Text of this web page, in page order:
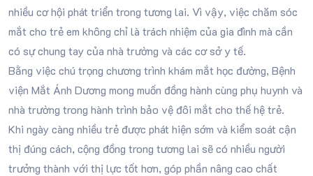
nhiều cơ hội phát triển trong tương lai. Vì vậy, việc chăm sóc
mắt cho trẻ em không chỉ là trách nhiệm của gia đình mà cần
có sự chung tay của nhà trường và các cơ sở y tế.
Bằng việc chú trọng chương trình khám mắt học đường, Bệnh
viện Mắt Ánh Dương mong muốn đồng hành cùng phụ huynh và
nhà trường trong hành trình bảo vệ đôi mắt cho thế hệ trẻ.
Khi ngày càng nhiều trẻ được phát hiện sớm và kiểm soát cận
thị đúng cách, cộng đồng trong tương lai sẽ có nhiều người
trưởng thành với thị lực tốt hơn, góp phần nâng cao chất